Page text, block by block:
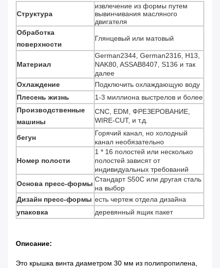
Структура
извлечение из формы путем
вывинчивания масляного
двигателя
Обработка
поверхности
Глянцевый или матовый
Материал
German2344, German2316, H13,
NAK80, ASSAB8407, S136 и так
далее
Охлаждение
Подключить охлаждающую воду
Плесень жизнь
1-3 миллиона выстрелов и более
Производственные
машины
CNC, EDM, ФРЕЗЕРОВАНИЕ,
WIRE-CUT, и т.д.
бегун
Горячий канал, но холодный
канал необязательно
Номер полости
1 * 16 полостей или несколько
полостей зависят от
индивидуальных требований
Основа пресс-формы
Стандарт S50C или другая сталь
на выбор
Дизайн пресс-формы есть чертеж отдела дизайна
упаковка
деревянный ящик пакет
Описание:
Это крышка винта диаметром 30 мм из полипропилена,